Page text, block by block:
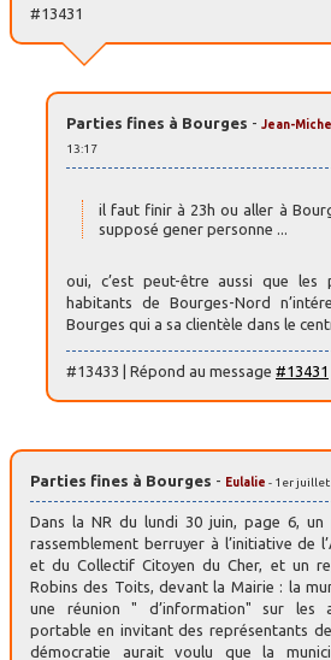
#13431
Parties fines à Bourges - Jean-
13:17
il faut finir à 23h ou aller à
supposé gener personne ...
oui, c’est peut-être aussi que les
habitants de Bourges-Nord
Bourges qui a sa clientèle dans le
#13433 | Répond au message #13431
Parties fines à Bourges - Eulalie - 1er juillet
Dans la NR du lundi 30 juin, page 6, un
rassemblement berruyer à l’initiative de
et du Collectif Citoyen du Cher, et un
Robins des Toits, devant la Mairie : la
une réunion " d’information" sur les
portable en invitant des représentants
démocratie aurait voulu que la